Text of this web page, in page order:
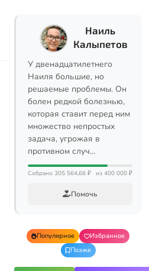
Наиль
Калыпетов
У двенадцатилетнего
Наиля большие, но
решаемые проблемы. Он
болен редкой болезнью,
которая ставит перед ним
множество непростых
задача, угрожая в
противном случ…
Собрано 305 564,66 ₽ из 400 000 ₽
Помочь
Популярное
Избранное
Позже